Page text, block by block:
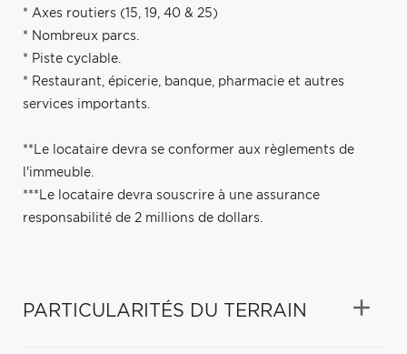
* Axes routiers (15, 19, 40 & 25)
* Nombreux parcs.
* Piste cyclable.
* Restaurant, épicerie, banque, pharmacie et autres
services importants.
**Le locataire devra se conformer aux règlements de
l'immeuble.
***Le locataire devra souscrire à une assurance
responsabilité de 2 millions de dollars.
PARTICULARITÉS DU TERRAIN